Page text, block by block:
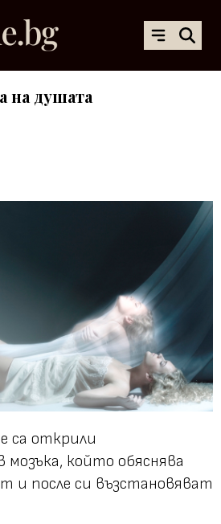
на душата
са открили
мозъка, който обяснява
и после си възстановяват